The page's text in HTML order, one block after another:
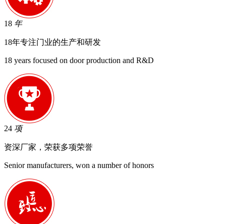
18 年
18年专注门业的生产和研发
18 years focused on door production and R&D
24 项
资深厂家，荣获多项荣誉
Senior manufacturers, won a number of honors